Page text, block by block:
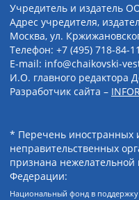
Учредитель и издатель
Адрес учредителя,
Москва, ул.
Телефон: +7 (495) 718-84-11
E-mail: info@chaikovski-
И.О. главного редактора
Разработчик сайта –
* Перечень иностранных
неправительственных
признана нежелательной
Федерации:
Национальный фонд в